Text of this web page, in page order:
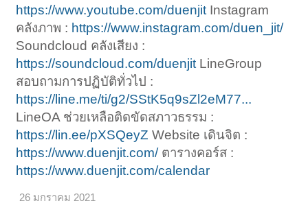
https://www.youtube.com/duenjit Instagram
คลังภาพ : https://www.instagram.com/duen_jit/
Soundcloud คลังเสียง :
https://soundcloud.com/duenjit LineGroup
สอบถามการปฏิบัติทั่วไป :
https://line.me/ti/g2/SStK5q9sZl2eM77...
LineOA ช่วยเหลือติดขัดสภาวธรรม :
https://lin.ee/pXSQeyZ Website เดินจิต :
https://www.duenjit.com/ตารางคอร์ส :
https://www.duenjit.com/calendar
26 มกราคม 2021